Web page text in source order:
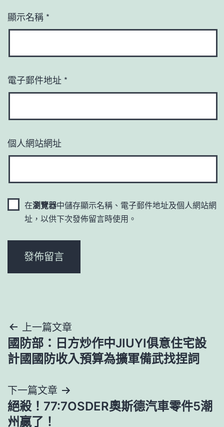
顯示名稱 *
電子郵件地址 *
個人網站網址
在瀏覽器中儲存顯示名稱、電子郵件地址及個人網站網
址，以供下次發佈留言時使用。
文
章
覽
上一篇文章
國防部：日方炒作中JIUYI俱意住宅設
計國國防收入預算為擴軍備武找捏詞
下一篇文章
絕殺！77:7OSDER奧斯德汽車零件5潮
州贏了！